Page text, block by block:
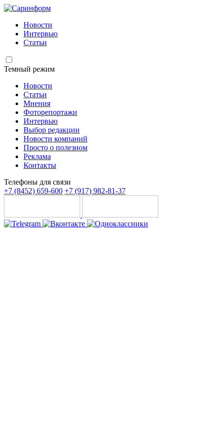
Новости
Интервью
Статьи
Темный режим
Новости
Статьи
Мнения
Фоторепортажи
Интервью
Выбор редакции
Новости компаний
Просто о полезном
Реклама
Контакты
Телефоны для связи
+7 (8452) 659-600 +7 (917) 982-81-37